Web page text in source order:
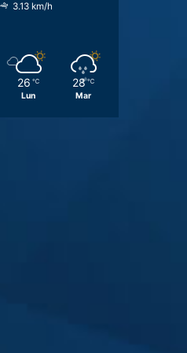
3.13 km/h
26 ℃
Lun
28 ℃
Mar